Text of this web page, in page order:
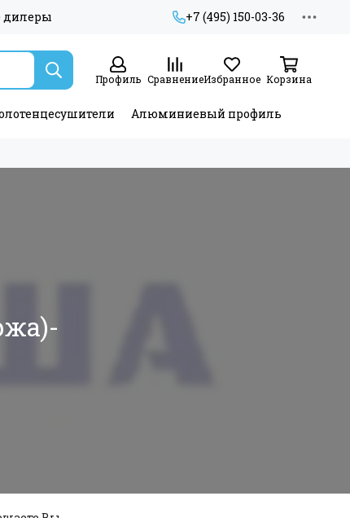
дилеры +7 (495) 150-03-36
Профиль СравнениеИзбранное Корзина
Алюминиевый профиль